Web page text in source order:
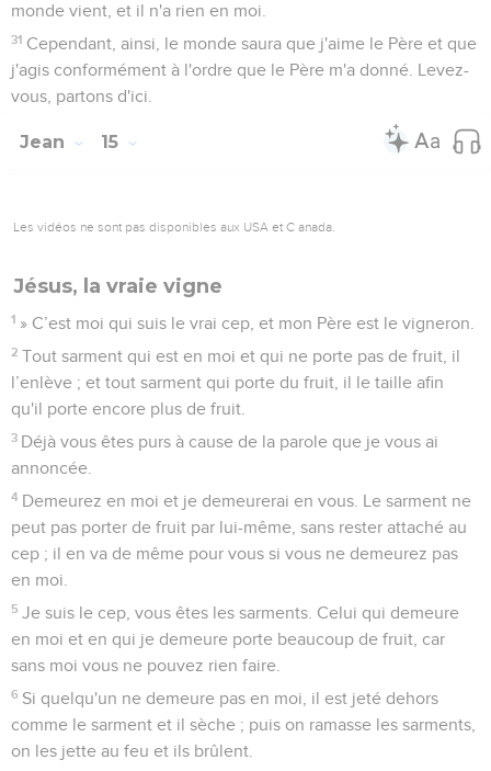
monde vient, et il n'a rien en moi.
31 Cependant, ainsi, le monde saura que j'aime le Père et que
j'agis conformément à l'ordre que le Père m'a donné. Levez-
vous, partons d'ici.
Jean 15
Les vidéos ne sont pas disponibles aux USA et C anada.
Jésus, la vraie vigne
1 » C’est moi qui suis le vrai cep, et mon Père est le vigneron.
2 Tout sarment qui est en moi et qui ne porte pas de fruit, il
l’enlève ; et tout sarment qui porte du fruit, il le taille afin
qu'il porte encore plus de fruit.
3 Déjà vous êtes purs à cause de la parole que je vous ai
annoncée.
4 Demeurez en moi et je demeurerai en vous. Le sarment ne
peut pas porter de fruit par lui-même, sans rester attaché au
cep ; il en va de même pour vous si vous ne demeurez pas
en moi.
5 Je suis le cep, vous êtes les sarments. Celui qui demeure
en moi et en qui je demeure porte beaucoup de fruit, car
sans moi vous ne pouvez rien faire.
6 Si quelqu'un ne demeure pas en moi, il est jeté dehors
comme le sarment et il sèche ; puis on ramasse les sarments,
on les jette au feu et ils brûlent.